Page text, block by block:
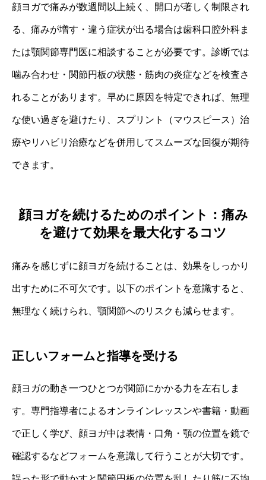
顔ヨガで痛みが数週間以上続く、開口が著しく制限され
る、痛みが増す・違う症状が出る場合は歯科口腔外科ま
たは顎関節専門医に相談することが必要です。診断では
噛み合わせ・関節円板の状態・筋肉の炎症などを検査さ
れることがあります。早めに原因を特定できれば、無理
な使い過ぎを避けたり、スプリント（マウスピース）治
療やリハビリ治療などを併用してスムーズな回復が期待
できます。
顔ヨガを続けるためのポイント：痛み
を避けて効果を最大化するコツ
痛みを感じずに顔ヨガを続けることは、効果をしっかり
出すために不可欠です。以下のポイントを意識すると、
無理なく続けられ、顎関節へのリスクも減らせます。
正しいフォームと指導を受ける
顔ヨガの動き一つひとつが関節にかかる力を左右しま
す。専門指導者によるオンラインレッスンや書籍・動画
で正しく学び、顔ヨガ中は表情・口角・顎の位置を鏡で
確認するなどフォームを意識して行うことが大切です。